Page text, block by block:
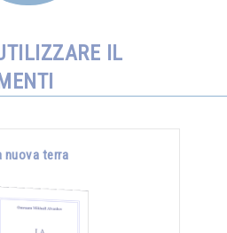
IL
nuova terra